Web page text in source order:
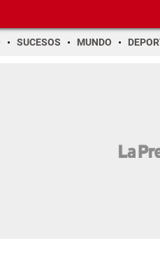
SUCESOS MUNDO